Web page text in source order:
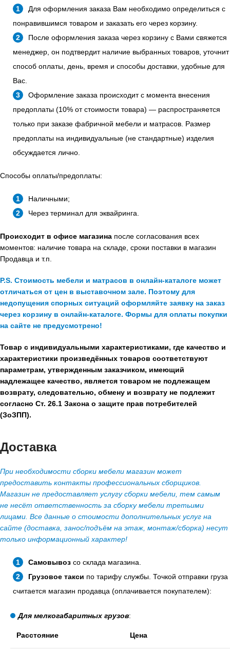
Для оформления заказа Вам необходимо определиться с
понравившимся товаром и заказать его через корзину.
После оформления заказа через корзину с Вами свяжется
менеджер, он подтвердит наличие выбранных товаров, уточнит
способ оплаты, день, время и способы доставки, удобные для
Вас.
Оформление заказа происходит с момента внесения
предоплаты (10% от стоимости товара) — распространяется
только при заказе фабричной мебели и матрасов. Размер
предоплаты на индивидуальные (не стандартные) изделия
обсуждается лично.
Способы оплаты/предоплаты:
Наличными;
Через терминал для эквайринга.
Происходит в офисе магазина после согласования всех
моментов: наличие товара на складе, сроки поставки в магазин
Продавца и т.п.
P.S. Стоимость мебели и матрасов в онлайн-каталоге может
отличаться от цен в выставочном зале. Поэтому для
недопущения спорных ситуаций оформляйте заявку на заказ
через корзину в онлайн-каталоге. Формы для оплаты покупки
на сайте не предусмотрено!
Товар с индивидуальными характеристиками, где качество и
характеристики произведённых товаров соответствуют
параметрам, утвержденным заказчиком, имеющий
надлежащее качество, является товаром не подлежащем
возврату, следовательно, обмену и возврату не подлежит
согласно Ст. 26.1 Закона о защите прав потребителей
(ЗоЗПП).
Доставка
При необходимости сборки мебели магазин может
предоставить контакты профессиональных сборщиков.
Магазин не предоставляет услугу сборки мебели, тем самым
не несёт ответственность за сборку мебели третьими
лицами. Все данные о стоимости дополнительных услуг на
сайте (доставка, занос/подъём на этаж, монтаж/сборка) несут
только информационный характер!
Самовывоз со склада магазина.
Грузовое такси по тарифу службы. Точкой отправки груза
считается магазин продавца (оплачивается покупателем):
Для мелкогабаритных грузов:
Расстояние Цена